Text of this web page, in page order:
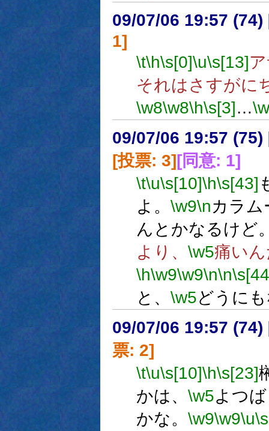
09/07/06 19:57 (74)
1]
\t\h\s[0]\u\s[13]
それはさすがに
\w8\w8\h\s[3]…
09/07/06 19:57 (75)
[投票: 3][同意: 1]
\t\u\s[10]\h\s[43]
よ。 \w9\nカラ
んとかなるけど
より、 \w5痛い
\h\w9\w9\n\n
と、 \w5どうに
09/07/06 19:57 (74)
票: 2]
\t\u\s[10]\h\s[23]
かは、 \w5よつ
かな。 \w9\w9\u